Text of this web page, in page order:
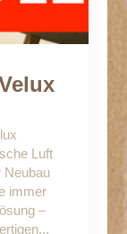
Luft
Neubau
immer
–